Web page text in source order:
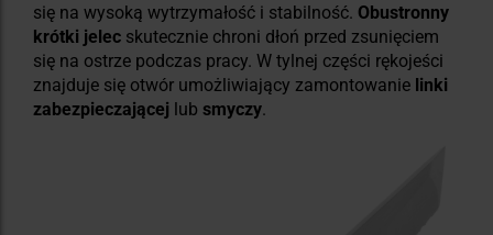
się na wysoką wytrzymałość i stabilność. Obustronny
krótki jelec skutecznie chroni dłoń przed zsunięciem
się na ostrze podczas pracy. W tylnej części rękojeści
znajduje się otwór umożliwiający zamontowanie linki
zabezpieczającej lub smyczy.